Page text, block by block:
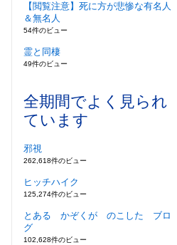
【閲覧注意】死に方が悲惨な有名人
＆無名人
54件のビュー
霊と同棲
49件のビュー
全期間でよく見られ
ています
邪視
262,618件のビュー
ヒッチハイク
125,274件のビュー
とある かぞくが のこした ブロ
グ
102,628件のビュー